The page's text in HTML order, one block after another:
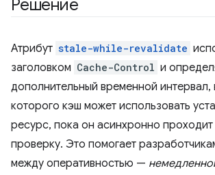
Решение
Атрибут stale-while-revalidate
заголовком Cache-Control и
дополнительный временной интервал,
которого кэш может использовать
ресурс, пока он асинхронно
проверку. Это помогает
между оперативностью —